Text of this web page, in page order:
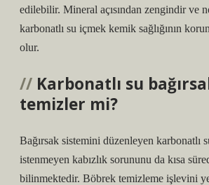
edilebilir. Mineral açısından zengindir ve
karbonatlı su içmek kemik sağlığının
olur.
Karbonatlı su
temizler mi?
Bağırsak sistemini düzenleyen karbonatlı
istenmeyen kabızlık sorununu da kısa
bilinmektedir. Böbrek temizleme işlevini